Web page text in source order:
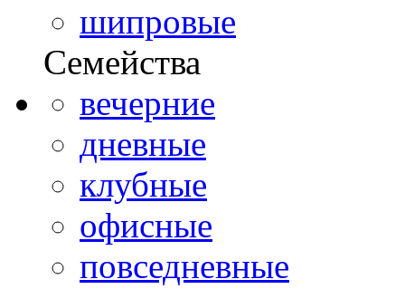
шипровые
Семейства
вечерние
дневные
клубные
офисные
повседневные